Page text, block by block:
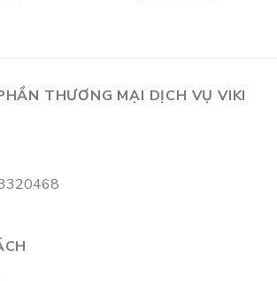
THƯƠNG MẠI DỊCH VỤ VIKI